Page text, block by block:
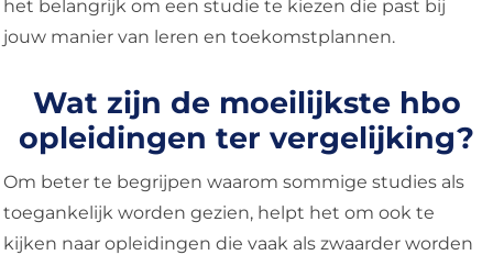
het belangrijk om een studie te kiezen die past bij
jouw manier van leren en toekomstplannen.
Wat zijn de moeilijkste hbo
opleidingen ter vergelijking?
Om beter te begrijpen waarom sommige studies als
toegankelijk worden gezien, helpt het om ook te
kijken naar opleidingen die vaak als zwaarder worden